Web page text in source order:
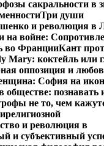
сакральности в
Три души
и революция в
на войне:
во ФранцииКант
Mary: коктейль или
оппозиция и
София на
обществе: познавать
не то, чем
и революция в
и субъективный